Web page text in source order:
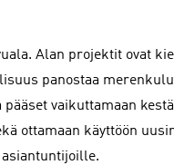
Alan projektit ovat
panostaa
vaikuttamaan
ottamaan käyttöön